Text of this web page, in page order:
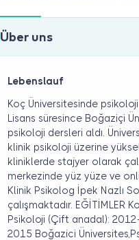
Über uns
Lebenslauf
Koç Üniversitesinde
Lisans süresince Boğaziçi
psikoloji dersleri aldı.
klinik psikoloji üzerine
kliniklerde stajyer olarak
merkezinde yüz yüze ve
Klinik Psikolog İpek Nazlı
çalışmaktadır. EĞİTİMLER
Psikoloji (Çift anadal):
2015 Boğazici